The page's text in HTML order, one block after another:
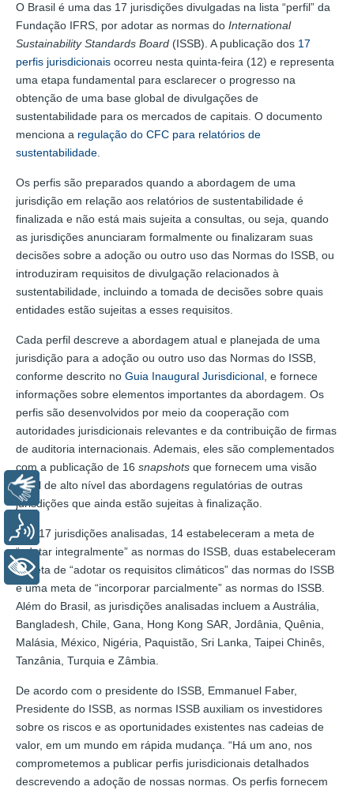
O Brasil é uma das 17 jurisdições divulgadas na lista “perfil” da
Fundação IFRS, por adotar as normas do International
Sustainability Standards Board (ISSB). A publicação dos 17
perfis jurisdicionais ocorreu nesta quinta-feira (12) e representa
uma etapa fundamental para esclarecer o progresso na
obtenção de uma base global de divulgações de
sustentabilidade para os mercados de capitais. O documento
menciona a regulação do CFC para relatórios de
sustentabilidade.
Os perfis são preparados quando a abordagem de uma
jurisdição em relação aos relatórios de sustentabilidade é
finalizada e não está mais sujeita a consultas, ou seja, quando
as jurisdições anunciaram formalmente ou finalizaram suas
decisões sobre a adoção ou outro uso das Normas do ISSB, ou
introduziram requisitos de divulgação relacionados à
sustentabilidade, incluindo a tomada de decisões sobre quais
entidades estão sujeitas a esses requisitos.
Cada perfil descreve a abordagem atual e planejada de uma
jurisdição para a adoção ou outro uso das Normas do ISSB,
conforme descrito no Guia Inaugural Jurisdicional, e fornece
informações sobre elementos importantes da abordagem. Os
perfis são desenvolvidos por meio da cooperação com
autoridades jurisdicionais relevantes e da contribuição de firmas
de auditoria internacionais. Ademais, eles são complementados
com a publicação de 16 snapshots que fornecem uma visão
geral de alto nível das abordagens regulatórias de outras
jurisdições que ainda estão sujeitas à finalização.
Das 17 jurisdições analisadas, 14 estabeleceram a meta de
“adotar integralmente” as normas do ISSB, duas estabeleceram
a meta de “adotar os requisitos climáticos” das normas do ISSB
e uma meta de “incorporar parcialmente” as normas do ISSB.
Além do Brasil, as jurisdições analisadas incluem a Austrália,
Bangladesh, Chile, Gana, Hong Kong SAR, Jordânia, Quênia,
Malásia, México, Nigéria, Paquistão, Sri Lanka, Taipei Chinês,
Tanzânia, Turquia e Zâmbia.
De acordo com o presidente do ISSB, Emmanuel Faber,
Presidente do ISSB, as normas ISSB auxiliam os investidores
sobre os riscos e as oportunidades existentes nas cadeias de
valor, em um mundo em rápida mudança. “Há um ano, nos
comprometemos a publicar perfis jurisdicionais detalhados
descrevendo a adoção de nossas normas. Os perfis fornecem
Libras
Voz
+ Acessibilidade